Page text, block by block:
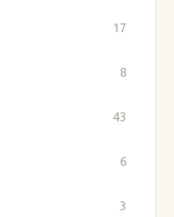
17
8
43
6
3